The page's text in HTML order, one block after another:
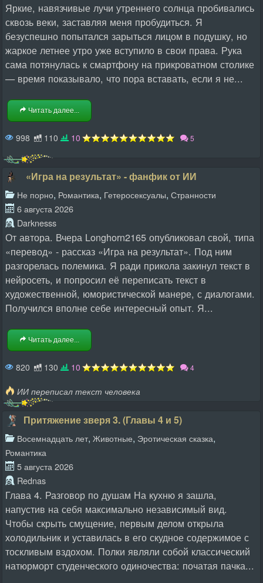
Яркие, навязчивые лучи утреннего солнца пробивались
сквозь веки, заставляя меня пробудиться. Я
безуспешно попытался зарыться лицом в подушку, но
жаркое летнее утро уже вступило в свои права. Рука
сама потянулась к смартфону на прикроватном столике
— время показывало, что пора вставать, если я не...
Читать далее...
998 110 10 5
«Игра на результат» - фанфик от ИИ
Не порно, Романтика, Гетеросексуалы, Странности
6 августа 2026
Darknesss
От автора. Вчера Longhorn2165 опубликовал свой, типа
«перевод» - рассказ «Игра на результат». Под ним
разгорелась полемика. Я ради прикола закинул текст в
нейросеть, и попросил её переписать текст в
художественной, юмористической манере, с диалогами.
Получился вполне себе интересный опыт. Я...
Читать далее...
820 130 10 4
ИИ переписал текст человека
Притяжение зверя 3. (Главы 4 и 5)
Восемнадцать лет, Животные, Эротическая сказка,
Романтика
5 августа 2026
Rednas
Глава 4. Разговор по душам На кухню я зашла,
напустив на себя максимально независимый вид.
Чтобы скрыть смущение, первым делом открыла
холодильник и уставилась в его скудное содержимое с
тоскливым вздохом. Полки являли собой классический
натюрморт студенческого одиночества: початая пачка...